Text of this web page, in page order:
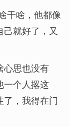
干啥，他都像
就好了，又
心思也没有
一个人撂这
了，我得在门